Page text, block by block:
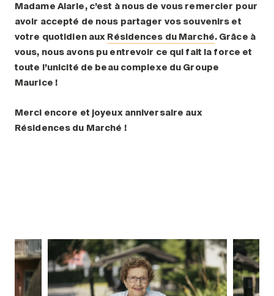
Madame Alarie, c’est à nous de vous remercier pour
avoir accepté de nous partager vos souvenirs et
votre quotidien aux Résidences du Marché. Grâce à
vous, nous avons pu entrevoir ce qui fait la force et
toute l’unicité de beau complexe du Groupe
Maurice !
Merci encore et joyeux anniversaire aux
Résidences du Marché !